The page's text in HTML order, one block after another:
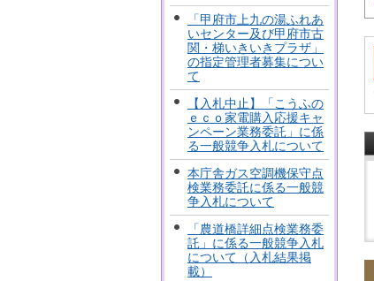
「甲府市上九の湯ふれあ
いセンター及び甲府市古
関・梯いきいきプラザ」
の指定管理者募集につい
て
【入札中止】「こうふの
ｅｃｏ家電購入応援キャ
ンペーン業務委託」に係
る一般競争入札について
本庁舎ガス空調機保守点
検業務委託に係る一般競
争入札について
「農道橋詳細点検業務委
託」に係る一般競争入札
について（入札結果掲
載）